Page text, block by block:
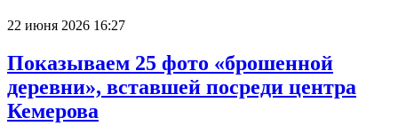
22 июня 2026 16:27
Показываем 25 фото «брошенной
деревни», вставшей посреди центра
Кемерова